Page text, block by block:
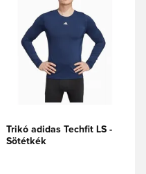
Trikó adidas Techfit LS -
Sötétkék